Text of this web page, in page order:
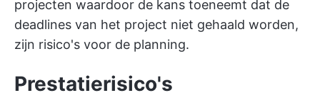
projecten waardoor de kans toeneemt dat de
deadlines van het project niet gehaald worden,
zijn risico's voor de planning.
Prestatierisico's